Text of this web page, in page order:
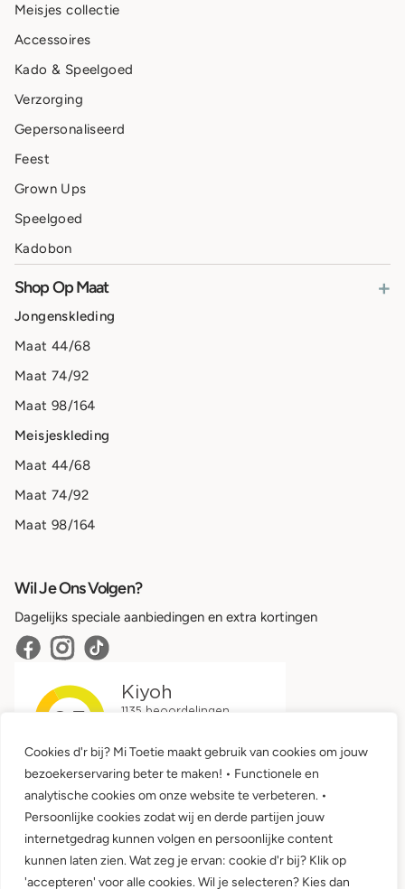
Cookies d'r bij? Mi Toetie maakt gebruik van cookies om jouw
bezoekerservaring beter te maken! • Functionele en
analytische cookies om onze website te verbeteren. •
Persoonlijke cookies zodat wij en derde partijen jouw
internetgedrag kunnen volgen en persoonlijke content
kunnen laten zien. Wat zeg je ervan: cookie d'r bij? Klik op
'accepteren' voor alle cookies. Wil je selecteren? Kies dan
Meisjes collectie
Accessoires
Kado & Speelgoed
Verzorging
Gepersonaliseerd
Feest
Grown Ups
Speelgoed
Kadobon
Shop Op Maat +
Jongenskleding
Maat 44/68
Maat 74/92
Maat 98/164
Meisjeskleding
Maat 44/68
Maat 74/92
Maat 98/164
Wil Je Ons Volgen?
Dagelijks speciale aanbiedingen en extra kortingen